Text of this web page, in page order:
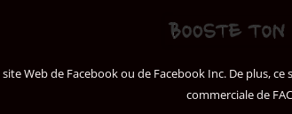
Web de Facebook ou de Facebook Inc. De plus,
commerciale de